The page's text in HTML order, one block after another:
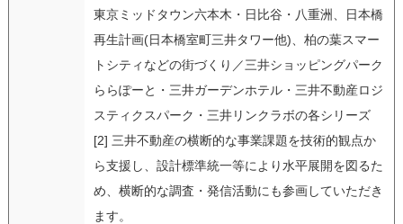
東京ミッドタウン六本木・日比谷・八重洲、日本橋
再生計画(日本橋室町三井タワー他)、柏の葉スマー
トシティなどの街づくり／三井ショッピングパーク
ららぽーと・三井ガーデンホテル・三井不動産ロジ
スティクスパーク・三井リンクラボの各シリーズ
[2] 三井不動産の横断的な事業課題を技術的観点か
ら支援し、設計標準統一等により水平展開を図るた
め、横断的な調査・発信活動にも参画していただき
ます。